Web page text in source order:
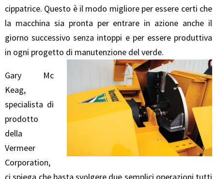
cippatrice. Questo è il modo migliore per essere certi che
la macchina sia pronta per entrare in azione anche il
giorno successivo senza intoppi e per essere produttiva
in ogni progetto di manutenzione del verde.
Gary Mc
Keag,
specialista di
prodotto
della
Vermeer
Corporation,
ci spiega che basta svolgere due semplici operazioni tutti